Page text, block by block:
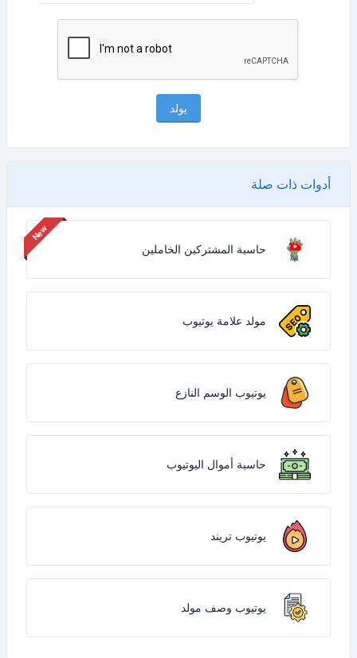
يولد
أدوات ذات صلة
حاسبة المشتركين الخاملين
مولد علامة يوتيوب
يوتيوب الوسم النازع
حاسبة أموال اليوتيوب
يوتيوب تريند
يوتيوب وصف مولد